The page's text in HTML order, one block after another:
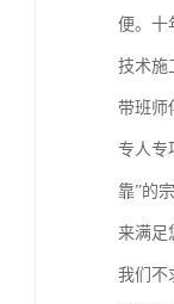
便。十
技术施
带班师
专人专
靠”的
来满足
我们不